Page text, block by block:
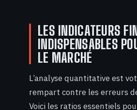
LES INDICATEURS
INDISPENSABLES
LE MARCHÉ
L’analyse quantitative est
rempart contre les erreurs
Voici les ratios essentiels